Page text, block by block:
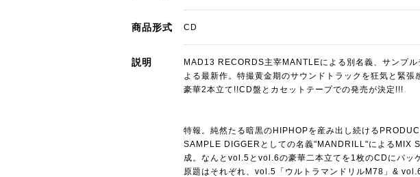
商品形式 CD
説明
MAD13 RECORDS主宰MANTLEによる別名義、サンプ
よる最新作。特撮黄金期のサウンドトラックを狂気と緊
豪華2本立て!!CD盤とカセットテープでの発売が決定!!!
特報。純然たる暗黒のHIPHOPを産み出し続ける
SAMPLE DIGGERとしての名義"MANDRILL"によるMIX
成。なんとvol.5とvol.6の豪華二本立てを1枚のCDにパッ
原題はそれぞれ、vol.5「ウルトラマンドリルM78」&